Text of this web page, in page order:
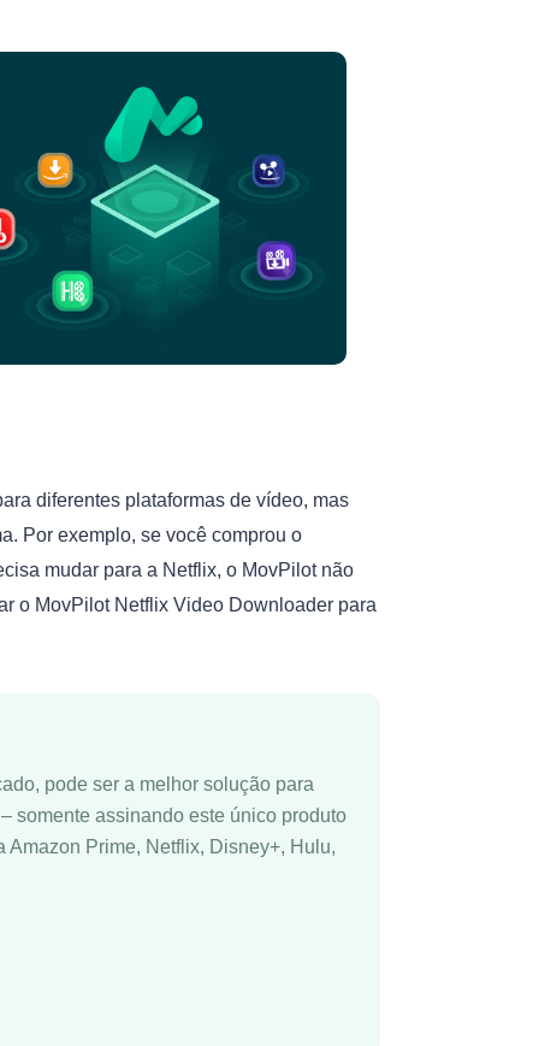
diferentes plataformas de vídeo, mas
Por exemplo, se você comprou o
mudar para a Netflix, o MovPilot não
o MovPilot Netflix Video Downloader para
pode ser a melhor solução para
somente assinando este único produto
Prime, Netflix, Disney+, Hulu,